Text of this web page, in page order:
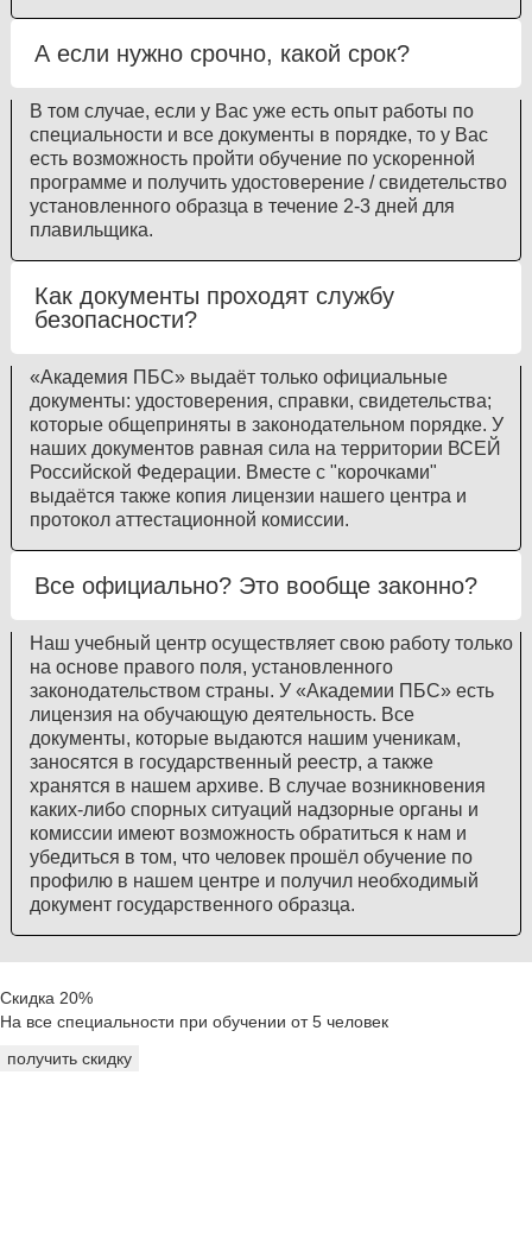
А если нужно срочно, какой срок?
В том случае, если у Вас уже есть опыт работы по
специальности и все документы в порядке, то у Вас
есть возможность пройти обучение по ускоренной
программе и получить удостоверение / свидетельство
установленного образца в течение 2-3 дней для
плавильщика.
Как документы проходят службу
безопасности?
«Академия ПБС» выдаёт только официальные
документы: удостоверения, справки, свидетельства;
которые общеприняты в законодательном порядке. У
наших документов равная сила на территории ВСЕЙ
Российской Федерации. Вместе с "корочками"
выдаётся также копия лицензии нашего центра и
протокол аттестационной комиссии.
Все официально? Это вообще законно?
Наш учебный центр осуществляет свою работу только
на основе правого поля, установленного
законодательством страны. У «Академии ПБС» есть
лицензия на обучающую деятельность. Все
документы, которые выдаются нашим ученикам,
заносятся в государственный реестр, а также
хранятся в нашем архиве. В случае возникновения
каких-либо спорных ситуаций надзорные органы и
комиссии имеют возможность обратиться к нам и
убедиться в том, что человек прошёл обучение по
профилю в нашем центре и получил необходимый
документ государственного образца.
Скидка 20%
На все специальности при обучении от 5 человек
получить скидку